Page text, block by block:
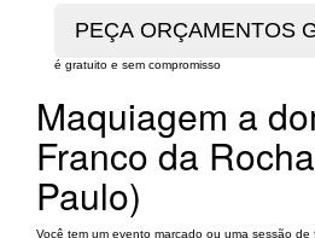
é gratuito e sem compromisso
Maquiagem a
Franco da
Paulo)
Você tem um evento marcado ou uma sessão